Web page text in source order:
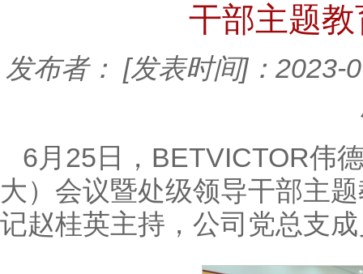
干部主题
发布者： [发表时间]：2023-
6月25日，BETVICTOR伟
大）会议暨处级领导干部主
记赵桂英主持，公司党总支